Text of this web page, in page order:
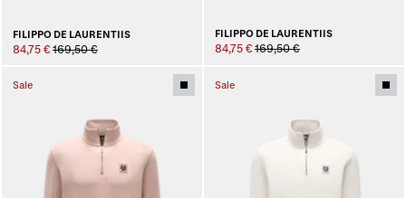
FILIPPO DE LAURENTIIS
84,75 € 169,50 €
FILIPPO DE LAURENTIIS
84,75 € 169,50 €
Sale Sale